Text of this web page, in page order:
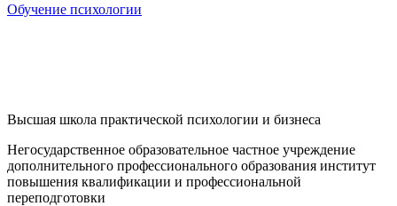
Обучение психологии
Высшая школа практической психологии и бизнеса
Негосударственное образовательное частное учреждение
дополнительного профессионального образования институт
повышения квалификации и профессиональной
переподготовки